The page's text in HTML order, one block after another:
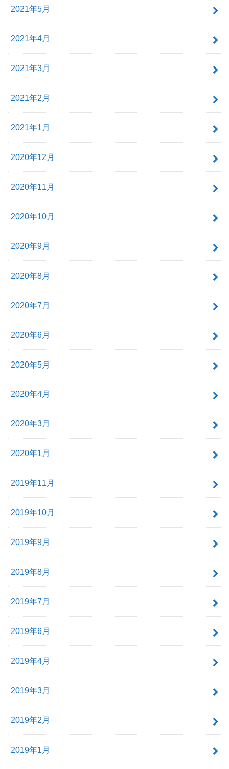
2021年5月
2021年4月
2021年3月
2021年2月
2021年1月
2020年12月
2020年11月
2020年10月
2020年9月
2020年8月
2020年7月
2020年6月
2020年5月
2020年4月
2020年3月
2020年1月
2019年11月
2019年10月
2019年9月
2019年8月
2019年7月
2019年6月
2019年4月
2019年3月
2019年2月
2019年1月